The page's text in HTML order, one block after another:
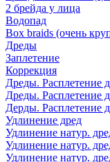
2 брейда у лица
Водопад
Box braids (очень
Дреды
Заплетение
Коррекция
Дреды. Расплетение
Дреды. Расплетение
Дерды. Расплетение
Удлинение дред
Удлинение натур.
Удлинение натур.
Удлинение натур.